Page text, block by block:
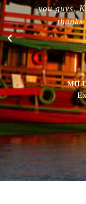
you guys.
thanks
MILLA